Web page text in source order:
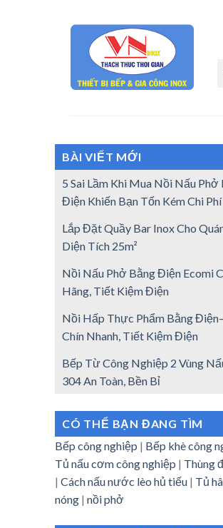
BÀI VIẾT MỚI
5 Sai Lầm Khi Mua Nồi Nấu Phở
Điện Khiến Bạn Tốn Kém Chi Phí
Lắp Đặt Quầy Bar Inox Cho
Diện Tích 25m²
Nồi Nấu Phở Bằng Điện Ecomi
Hãng, Tiết Kiệm Điện
Nồi Hấp Thực Phẩm Bằng
Chín Nhanh, Tiết Kiệm Điện
Bếp Từ Công Nghiệp 2 Vùng
304 An Toàn, Bền Bỉ
CÓ THỂ BẠN ĐANG TÌM
Bếp công nghiệp | Bếp khè công
Tủ nấu cơm công nghiệp | Thùng
| Cách nấu nước lèo hủ tiếu | Tủ
nóng | nồi phở